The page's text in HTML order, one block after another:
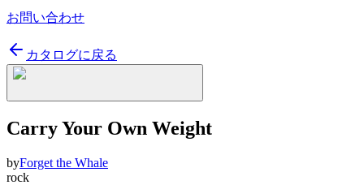
お問い合わせ
カタログに戻る
Carry Your Own Weight
byForget the Whale
rock